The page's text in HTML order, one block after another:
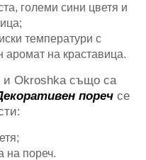
големи сини цветя и
температури с
аромат на краставица.
и Okroshka също са
пореч се
на пореч.